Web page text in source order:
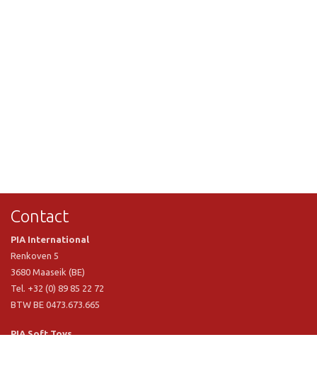
Contact
PIA International
Renkoven 5
3680 Maaseik (BE)
Tel. +32 (0) 89 85 22 72
BTW BE 0473.673.665
PIA Soft Toys